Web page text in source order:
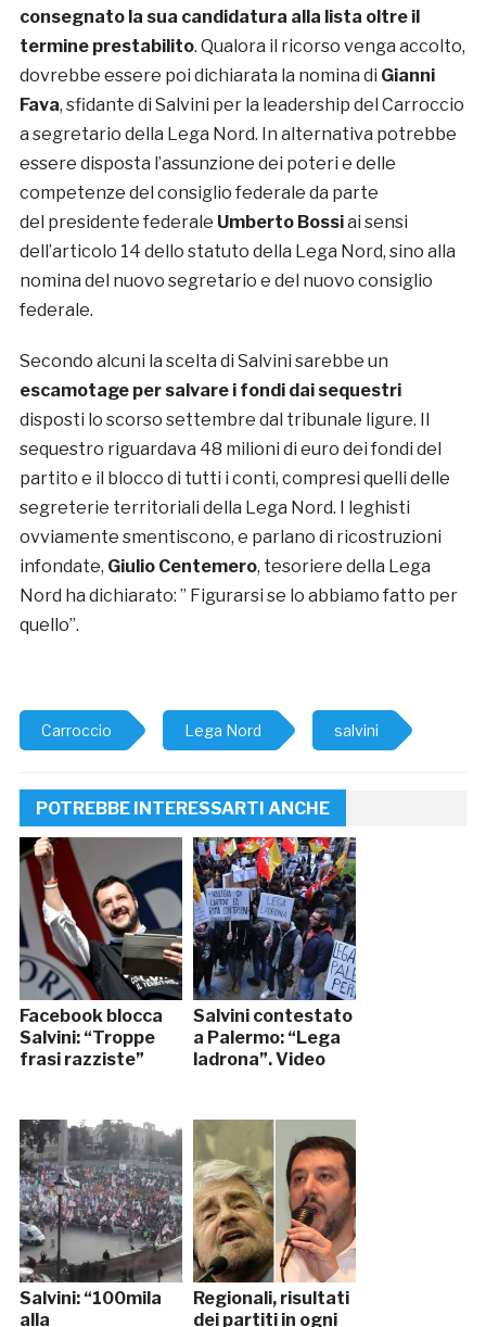
consegnato la sua candidatura alla lista oltre il
termine prestabilito. Qualora il ricorso venga accolto,
dovrebbe essere poi dichiarata la nomina di Gianni
Fava, sfidante di Salvini per la leadership del Carroccio
a segretario della Lega Nord. In alternativa potrebbe
essere disposta l’assunzione dei poteri e delle
competenze del consiglio federale da parte
del presidente federale Umberto Bossiai sensi
dell’articolo 14 dello statuto della Lega Nord, sino alla
nomina del nuovo segretario e del nuovo consiglio
federale.
Secondo alcuni la scelta di Salvini sarebbe un
escamotage per salvare i fondi dai sequestri
disposti lo scorso settembre dal tribunale ligure. Il
sequestro riguardava 48 milioni di euro dei fondi del
partito e il blocco di tutti i conti, compresi quelli delle
segreterie territoriali della Lega Nord. I leghisti
ovviamente smentiscono, e parlano di ricostruzioni
infondate, Giulio Centemero, tesoriere della Lega
Nord ha dichiarato: ” Figurarsi se lo abbiamo fatto per
quello”.
Carroccio Lega Nord salvini
POTREBBE INTERESSARTI ANCHE
Facebook blocca
Salvini: “Troppe
frasi razziste”
Salvini contestato
a Palermo: “Lega
ladrona”. Video
Salvini: “100mila
alla
Regionali, risultati
dei partiti in ogni